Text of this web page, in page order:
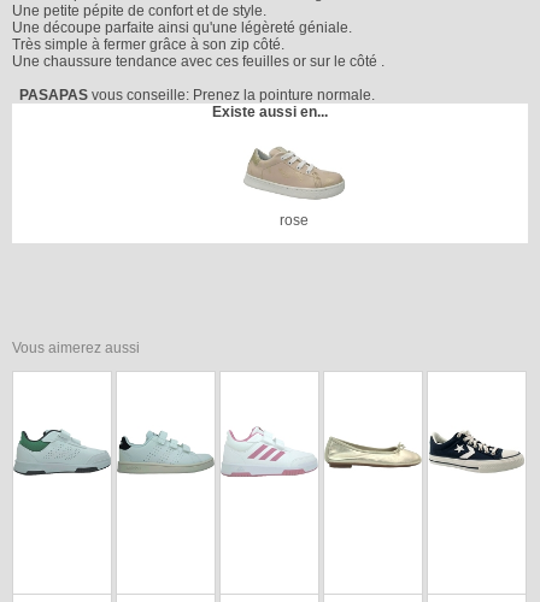
Une petite pépite de confort et de style.
Une découpe parfaite ainsi qu'une légèreté géniale.
Très simple à fermer grâce à son zip côté.
Une chaussure tendance avec ces feuilles or sur le côté .
PASAPAS vous conseille: Prenez la pointure normale.
Existe aussi en...
rose
Vous aimerez aussi